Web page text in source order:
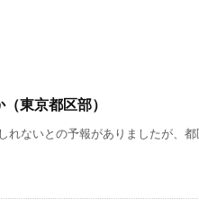
東京都区部）
ないとの予報がありましたが、